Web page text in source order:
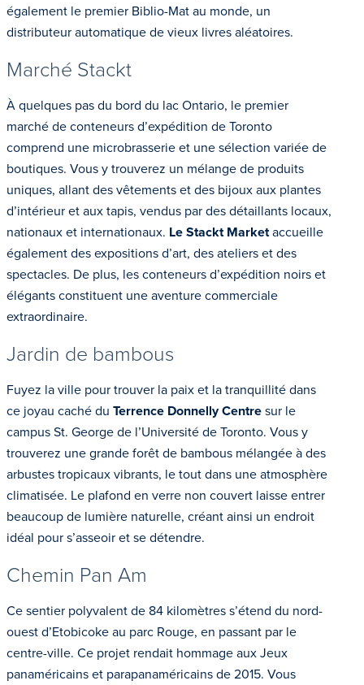
également le premier Biblio-Mat au monde, un
distributeur automatique de vieux livres aléatoires.
Marché Stackt
À quelques pas du bord du lac Ontario, le premier
marché de conteneurs d’expédition de Toronto
comprend une microbrasserie et une sélection variée de
boutiques. Vous y trouverez un mélange de produits
uniques, allant des vêtements et des bijoux aux plantes
d’intérieur et aux tapis, vendus par des détaillants locaux,
nationaux et internationaux. Le Stackt Marketaccueille
également des expositions d’art, des ateliers et des
spectacles. De plus, les conteneurs d’expédition noirs et
élégants constituent une aventure commerciale
extraordinaire.
Jardin de bambous
Fuyez la ville pour trouver la paix et la tranquillité dans
ce joyau caché du Terrence Donnelly Centresur le
campus St. George de l’Université de Toronto. Vous y
trouverez une grande forêt de bambous mélangée à des
arbustes tropicaux vibrants, le tout dans une atmosphère
climatisée. Le plafond en verre non couvert laisse entrer
beaucoup de lumière naturelle, créant ainsi un endroit
idéal pour s’asseoir et se détendre.
Chemin Pan Am
Ce sentier polyvalent de 84 kilomètres s’étend du nord-
ouest d’Etobicoke au parc Rouge, en passant par le
centre-ville. Ce projet rendait hommage aux Jeux
panaméricains et parapanaméricains de 2015. Vous